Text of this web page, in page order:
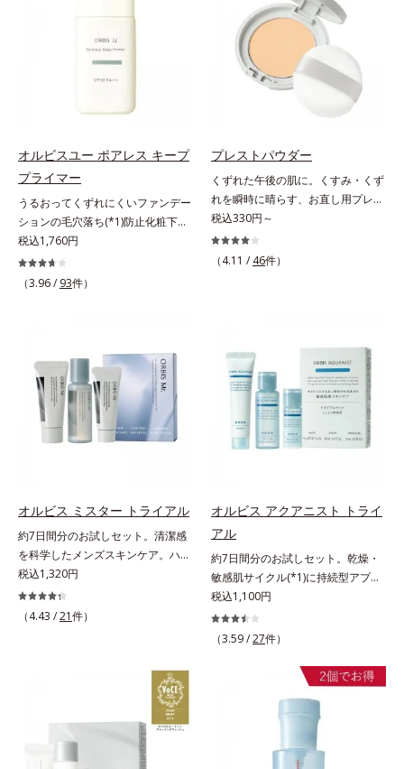
かつてないクレンジング(*2)をご用
端研究により、ナノバブルよりも小
かに小さい超微粒子とオイルが肌と
て肌表面にうるおいベールを形成。
これにより、洗い流した瞬間に汚れ
が肌に再付着することを防止し、細
かい毛穴汚れをごっそりするん！角
栓溶解オイル(*4)が詰まりや黒ずみ
も溶かして、毛穴の目立ちにくいす
べすべ肌に洗い上げます。大人肌の
ためのくすみ(*5)を晴らすアプロー
しくなる晴れやかな肌に導きます。
*1 ポーラ化成独自の（Ｃ１２－２
０）アルキルグルコシド（保湿）で
形成するミセルから、汚れをはね返
す水の膜をつくる技術が日本初
*3 ポーラ化成独自の（Ｃ１２－２
形成するミセル*4 炭酸ジカプリリ
ル*5 乾燥や汚れによる*6 キメの乱
れによる＜使用量目安＞適量＜使用
ステップ＞オルビス ザ クレンジン
グ オイル ⇒ 洗顔料 ⇒ 化粧
ひら全体にさっと広げます。2.肌の
上で軽くらせんを描くように、メイ
クとよくなじませます。※落ちにく
いメイクを落とす際は、乾いた手に
とり、メイクとしっかりなじませて
した。さらにキューティクルとなじ
みが良いキューティクルリペア成分
(*3)が、開いたキューティクルにピ
タッと密着し、毎朝手ぐしでツヤが
整うほどの美しい素髪へ導きます。
そのほか、健康的な印象の髪に導く
分が乾燥ダメージをケアし、毛髪の
うるおいをUP・11種のアミノ酸
(*5)：エッセンスインヘアミルクと
共通成分で毛髪を補修・タンパク質
補給成分(*6)：毛髪を補修してハリ
コシをUP・コレステロール(*7)：髪
の“定着”着想。毛髪水分との結合処
方で定着*3 イソステアロイル加水
分解シルク（毛髪補修成分）*4 ト
コフェロール、テトラヘキシルデカ
ン酸アスコルビル（保湿）*5 アル
ギニン、グリシン、アスパラギン
ニン、イソロイシン、ヒスチジン
（毛髪補修）*6 加水分解ゴマタン
パクＰＧプロピルメチルシランジオ
ール（毛髪補修）*7 コレステロー
ル（保湿）各商品の詳しい情報は商
品ページをご覧ください。・エッセ
ンスインヘアミルクは、こちら
オルビスユー ポアレス キープ
プライマー
うるおってくずれにくいファンデー
ションの毛穴落ち(*1)防止化粧下
地。ファンデーションの毛穴落ち
(*1)防止化粧下地です。毛穴
1/10000サイズのマイクロカバー成
ず、メイクのりがUPします。水分
と皮脂のバランスを整え、乾燥＆ベ
タつきレスに。さらに毛穴周りの肌
にうるおいを与え、キュッと引き締
め＆ハリ感をUPさせます。また皮
ます。軽やかにのびるリキッドが肌
がふっくら整うかのよう(*3)。つっ
ぱらないここちよい密着感で、さま
ざまなタイプのファンデと併用でき
ます。毛穴が気になる箇所への部分
使いもOK。*1 ファンデーションが
税込1,760円
（3.96 / 93件）
プレストパウダー
くずれた午後の肌に。くすみ・くず
れを瞬時に晴らす、お直し用プレス
トパウダー。くすみ・くずれを瞬時
に晴らす、お直し用のプレストパウ
ダーです。朝のメイクから時間が経
ションのすき間にフィットし、凹凸
や毛穴をフラットに整えます。また
お直しと同時にうるおいを補給。さ
らに余分な皮脂を吸着して、水分と
皮脂のバランスをコントロールし、
メイクがくずれにくい肌へ。“立て
み、ポンポンするだけでキレイが復
活します。リキッド、クッション、
パウダー、どんなファンデーション
の上に重ねてもOK。携帯に便利な
コンパクトタイプです。
税込330円～
（4.11 / 46件）
オルビス ミスター トライアル
約7日間分のお試しセット。清潔感
を科学したメンズスキンケア。ハ
リ・ツヤのある、好印象な清潔透明
肌(*1)へ。オルビス ミスターは、男
性の清潔感、爽やかさ、若々しさの
であること(*2)を業界で初めて発見
(*3)。ニキビ・肌荒れ予防有効成分
と保湿成分を新たに配合。これまで
の乾燥・テカリへのケアはそのまま
に、肌荒れ・ニキビ予防など“今”の
肌悩みに応え、“未来”を見据えて好
税込1,320円
（4.43 /21件）
オルビス アクアニスト トライ
アル
約7日間分のお試しセット。乾燥・
敏感肌サイクル(*1)に持続型アプロ
ーチ。敏感肌用保湿スキンケア
(*2)。うるおいを逃し、刺激を受け
やすい角層の“乾燥敏感スランプ
のうるおい研究により完成した、待
望の敏感肌用保湿スキンケアライン
敏感スランプの原因にアプローチす
る持続型トリプルアミノ酸(*4)を配
税込1,100円
（3.59 /27件）